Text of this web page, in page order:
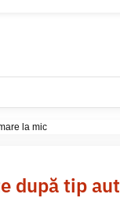
după tip